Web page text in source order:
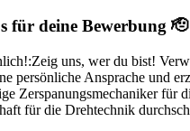
für deine Bewerbung 🫡
Zeig uns, wer du bist!
persönliche Ansprache und
Zerspanungsmechaniker für
für die Drehtechnik